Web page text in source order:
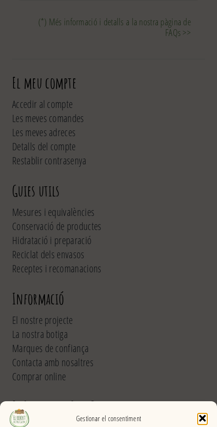
Gestionar el consentiment
(*) Més informació i detalls a la nostra pàgina de
FAQs >>
El meu compte
Accedir al compte
Les meves comandes
Les meves adreces
Detalls del compte
Restablir contrasenya
Guies utils
Mesures i equivalències
Conservació de productes
Hidratació i preparació
Reciclat dels envasos
Receptes i recomanacions
Informació
El nostre projecte
La nostra botiga
Marques de confiança
Contacta amb nosaltres
Comprar online
El Rebost del Pou Calent